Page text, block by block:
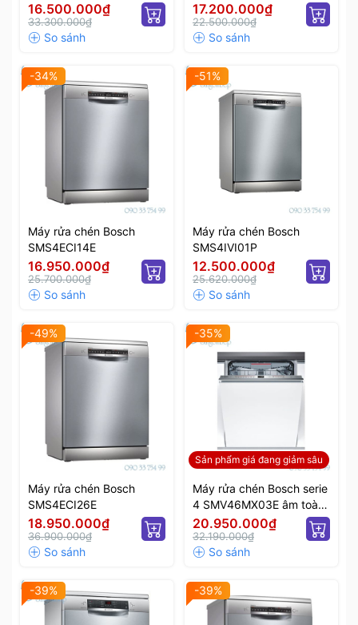
16.500.000₫
33.300.000₫
17.200.000₫
22.500.000₫
-34%
Máy rửa chén Bosch
SMS4ECI14E
16.950.000₫
25.700.000₫
-51%
Máy rửa chén Bosch
SMS4IVI01P
12.500.000₫
25.620.000₫
-49%
Máy rửa chén Bosch
SMS4ECI26E
18.950.000₫
36.900.000₫
Sản phẩm giá đang giảm sâu
-35%
Máy rửa chén Bosch serie
4 SMV46MX03E âm toàn
phần
20.950.000₫
32.190.000₫
-39% -39%